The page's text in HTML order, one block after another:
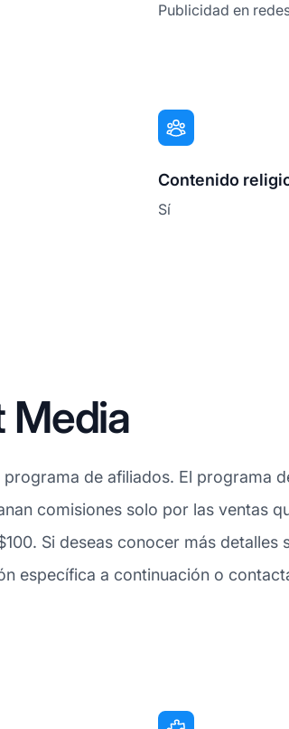
Publicidad en
Contenido
Sí
Media
de afiliados. El programa
comisiones solo por las ventas
Si deseas conocer más detalles
específica a continuación o